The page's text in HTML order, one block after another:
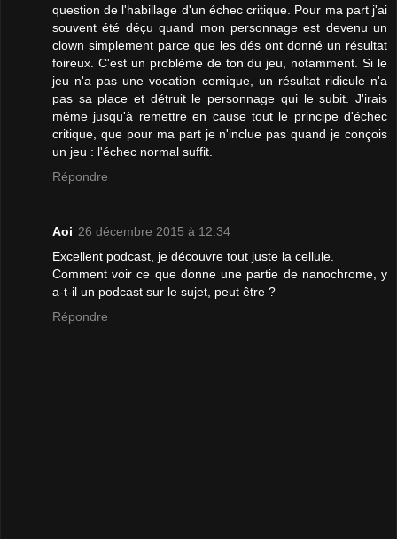
question de l'habillage d'un échec critique. Pour ma part j'ai
souvent été déçu quand mon personnage est devenu un
clown simplement parce que les dés ont donné un résultat
foireux. C'est un problème de ton du jeu, notamment. Si le
jeu n'a pas une vocation comique, un résultat ridicule n'a
pas sa place et détruit le personnage qui le subit. J'irais
même jusqu'à remettre en cause tout le principe d'échec
critique, que pour ma part je n'inclue pas quand je conçois
un jeu : l'échec normal suffit.
Répondre
Aoi 26 décembre 2015 à 12:34
Excellent podcast, je découvre tout juste la cellule.
Comment voir ce que donne une partie de nanochrome, y
a-t-il un podcast sur le sujet, peut être ?
Répondre